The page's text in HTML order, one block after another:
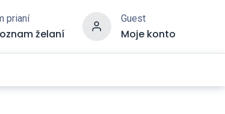
prianí
želaní
Guest
Moje konto